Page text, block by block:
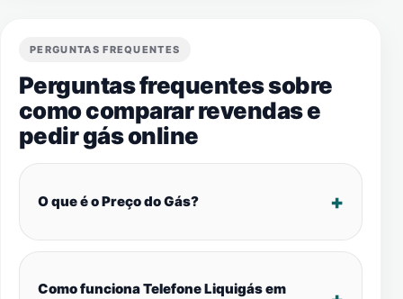
PERGUNTAS FREQUENTES
Perguntas frequentes sobre
como comparar revendas e
pedir gás online
O que é o Preço do Gás?
Como funciona Telefone Liquigás em